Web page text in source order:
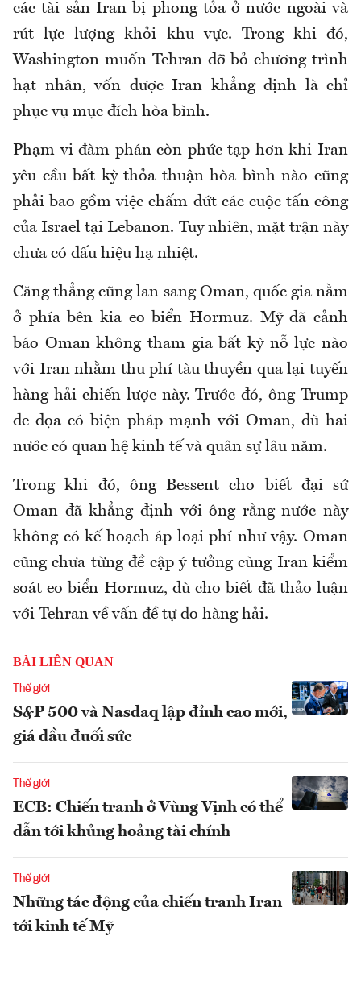
các tài sản Iran bị phong tỏa ở nước ngoài và
rút lực lượng khỏi khu vực. Trong khi đó,
Washington muốn Tehran dỡ bỏ chương trình
hạt nhân, vốn được Iran khẳng định là chỉ
phục vụ mục đích hòa bình.
Phạm vi đàm phán còn phức tạp hơn khi Iran
yêu cầu bất kỳ thỏa thuận hòa bình nào cũng
phải bao gồm việc chấm dứt các cuộc tấn công
của Israel tại Lebanon. Tuy nhiên, mặt trận này
chưa có dấu hiệu hạ nhiệt.
Căng thẳng cũng lan sang Oman, quốc gia nằm
ở phía bên kia eo biển Hormuz. Mỹ đã cảnh
báo Oman không tham gia bất kỳ nỗ lực nào
với Iran nhằm thu phí tàu thuyền qua lại tuyến
hàng hải chiến lược này. Trước đó, ông Trump
đe dọa có biện pháp mạnh với Oman, dù hai
nước có quan hệ kinh tế và quân sự lâu năm.
Trong khi đó, ông Bessent cho biết đại sứ
Oman đã khẳng định với ông rằng nước này
không có kế hoạch áp loại phí như vậy. Oman
cũng chưa từng đề cập ý tưởng cùng Iran kiểm
soát eo biển Hormuz, dù cho biết đã thảo luận
với Tehran về vấn đề tự do hàng hải.
BÀI LIÊN QUAN
Thế giới
S&P 500 và Nasdaq lập đỉnh cao mới,
giá dầu đuối sức
Thế giới
ECB: Chiến tranh ở Vùng Vịnh có thể
dẫn tới khủng hoảng tài chính
Thế giới
Những tác động của chiến tranh Iran
tới kinh tế Mỹ